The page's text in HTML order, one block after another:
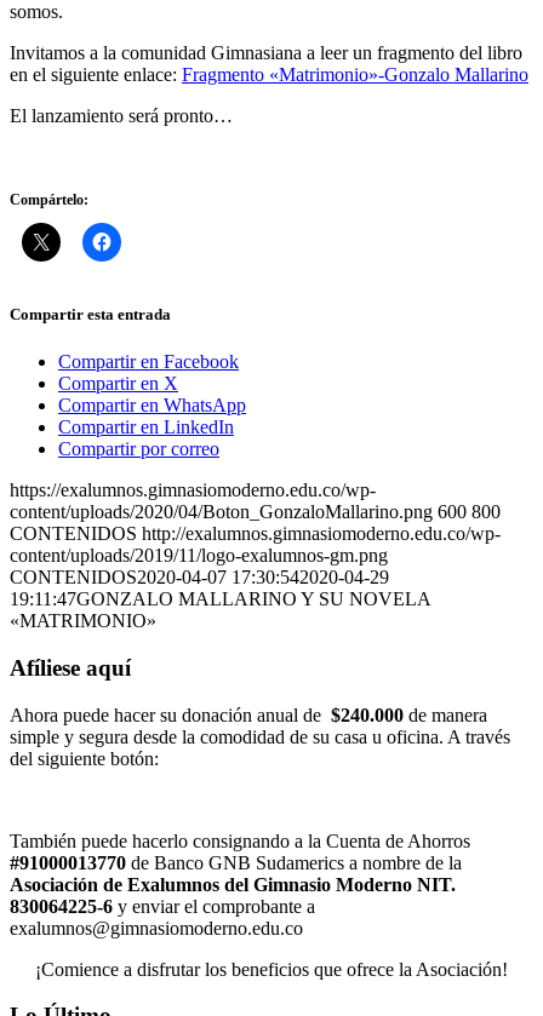
somos.
Invitamos a la comunidad Gimnasiana a leer un fragmento del libro
en el siguiente enlace: Fragmento «Matrimonio»-Gonzalo Mallarino
El lanzamiento será pronto…
Compártelo:
Compartir esta entrada
Compartir en Facebook
Compartir en X
Compartir en WhatsApp
Compartir en LinkedIn
Compartir por correo
https://exalumnos.gimnasiomoderno.edu.co/wp-
content/uploads/2020/04/Boton_GonzaloMallarino.png 600 800
CONTENIDOS http://exalumnos.gimnasiomoderno.edu.co/wp-
content/uploads/2019/11/logo-exalumnos-gm.png
CONTENIDOS2020-04-07 17:30:542020-04-29
19:11:47GONZALO MALLARINO Y SU NOVELA
«MATRIMONIO»
Afíliese aquí
Ahora puede hacer su donación anual de $240.000 de manera
simple y segura desde la comodidad de su casa u oficina. A través
del siguiente botón:
También puede hacerlo consignando a la Cuenta de Ahorros
#91000013770 de Banco GNB Sudamerics a nombre de la
Asociación de Exalumnos del Gimnasio Moderno NIT.
830064225-6 y enviar el comprobante a
exalumnos@gimnasiomoderno.edu.co
¡Comience a disfrutar los beneficios que ofrece la Asociación!